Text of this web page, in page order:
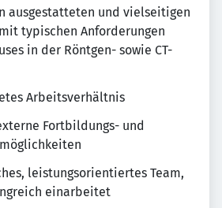
ausgestatteten und vielseitigen
typischen Anforderungen
in der Röntgen- sowie CT-
Arbeitsverhältnis
Fortbildungs- und
leistungsorientiertes Team,
einarbeitet